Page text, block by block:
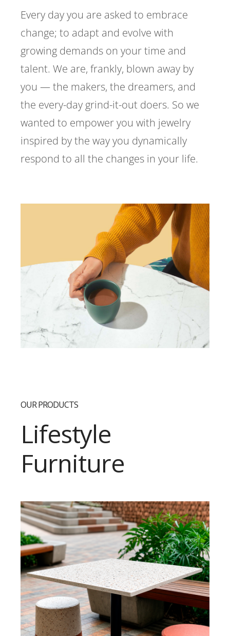
Every day you are asked to embrace
change; to adapt and evolve with
growing demands on your time and
talent. We are, frankly, blown away by
you — the makers, the dreamers, and
the every-day grind-it-out doers. So we
wanted to empower you with jewelry
inspired by the way you dynamically
respond to all the changes in your life.
OUR PRODUCTS
Lifestyle
Furniture
AÑADIR AL CARRITO
DETALLES